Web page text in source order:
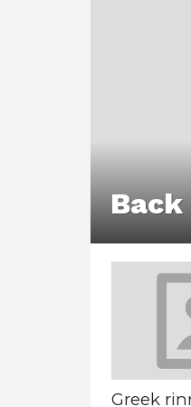
Greek